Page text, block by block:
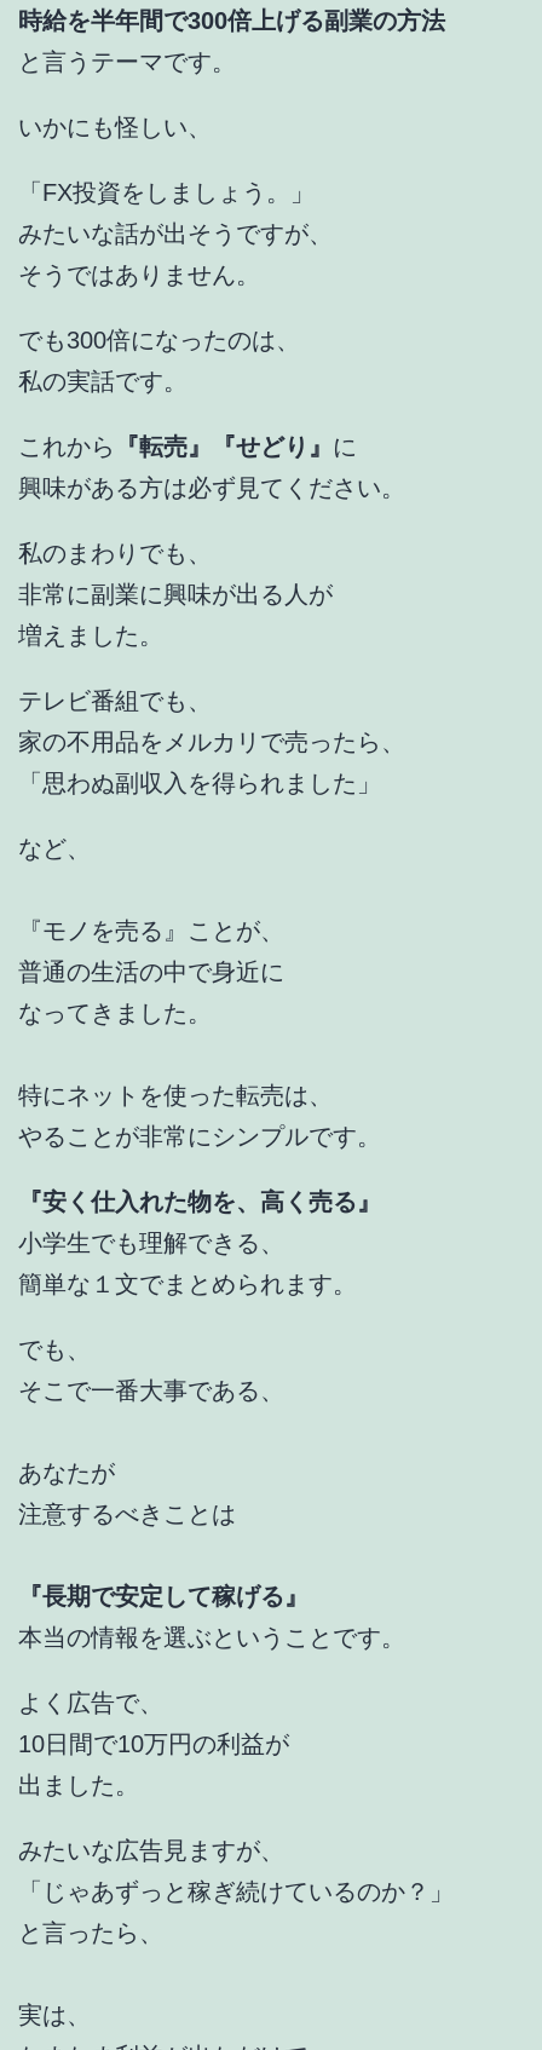
時給を半年間で300倍上げる副業の方法
と言うテーマです。
いかにも怪しい、
「FX投資をしましょう。」
みたいな話が出そうですが、
そうではありません。
でも300倍になったのは、
私の実話です。
これから 『転売』『せどり』 に
興味がある方は必ず見てください。
私のまわりでも、
非常に副業に興味が出る人が
増えました。
テレビ番組でも、
家の不用品をメルカリで売ったら、
「思わぬ副収入を得られました」
など、
『モノを売る』ことが、
普通の生活の中で身近に
なってきました。
特にネットを使った転売は、
やることが非常にシンプルです。
『安く仕入れた物を、高く売る』
小学生でも理解できる、
簡単な１文でまとめられます。
でも、
そこで一番大事である、
あなたが
注意するべきことは
『長期で安定して稼げる』
本当の情報を選ぶということです。
よく広告で、
10日間で10万円の利益が
出ました。
みたいな広告見ますが、
「じゃあずっと稼ぎ続けているのか？」
と言ったら、
実は、